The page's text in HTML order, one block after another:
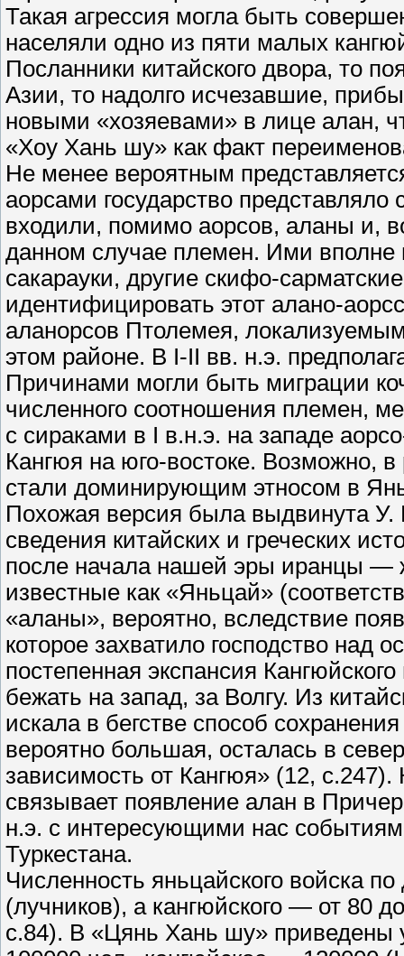
Такая агрессия могла быть
населяли одно из пяти малых
Посланники китайского двора, то
Азии, то надолго исчезавшие,
новыми «хозяевами» в лице алан,
«Хоу Хань шу» как факт
Не менее вероятным
аорсами государство
входили, помимо аорсов, аланы и,
данном случае племен. Ими
сакарауки, другие скифо-
идентифицировать этот алано-
аланорсов Птолемея,
этом районе. В I-II вв. н.э.
Причинами могли быть миграции
численного соотношения племен,
с сираками в I в.н.э. на западе
Кангюя на юго-востоке. Возможно,
стали доминирующим этносом в
Похожая версия была выдвинута
сведения китайских и греческих
после начала нашей эры иранцы —
известные как «Яньцай»
«аланы», вероятно, вследствие
которое захватило господство над
постепенная экспансия
бежать на запад, за Волгу. Из
искала в бегстве способ
вероятно большая, осталась в
зависимость от Кангюя» (12,
связывает появление алан в
н.э. с интересующими нас
Туркестана.
Численность яньцайского войска
(лучников), а кангюйского — от 80
с.84). В «Цянь Хань шу»